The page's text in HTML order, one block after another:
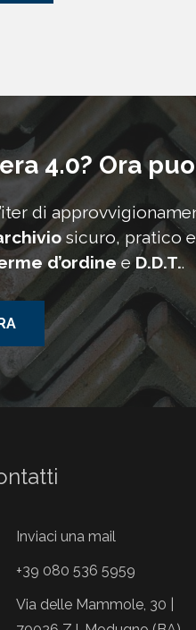
4.0? Ora
di
sicuro, pratico
d’ordineeD.D.T..
Inviaci una mail
+39 080 536 5959
Via delle Mammole, 30 |